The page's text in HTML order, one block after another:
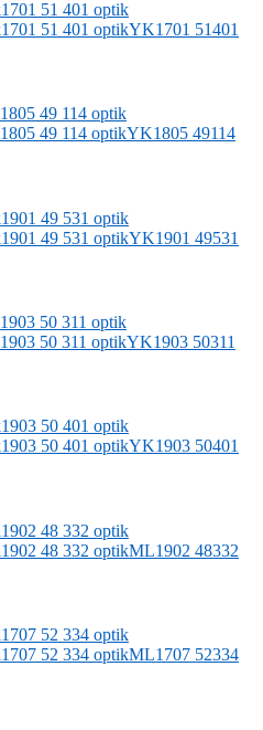
YK1701 51401
YK1805 49114
YK1901 49531
YK1903 50311
YK1903 50401
ML1902 48332
ML1707 52334